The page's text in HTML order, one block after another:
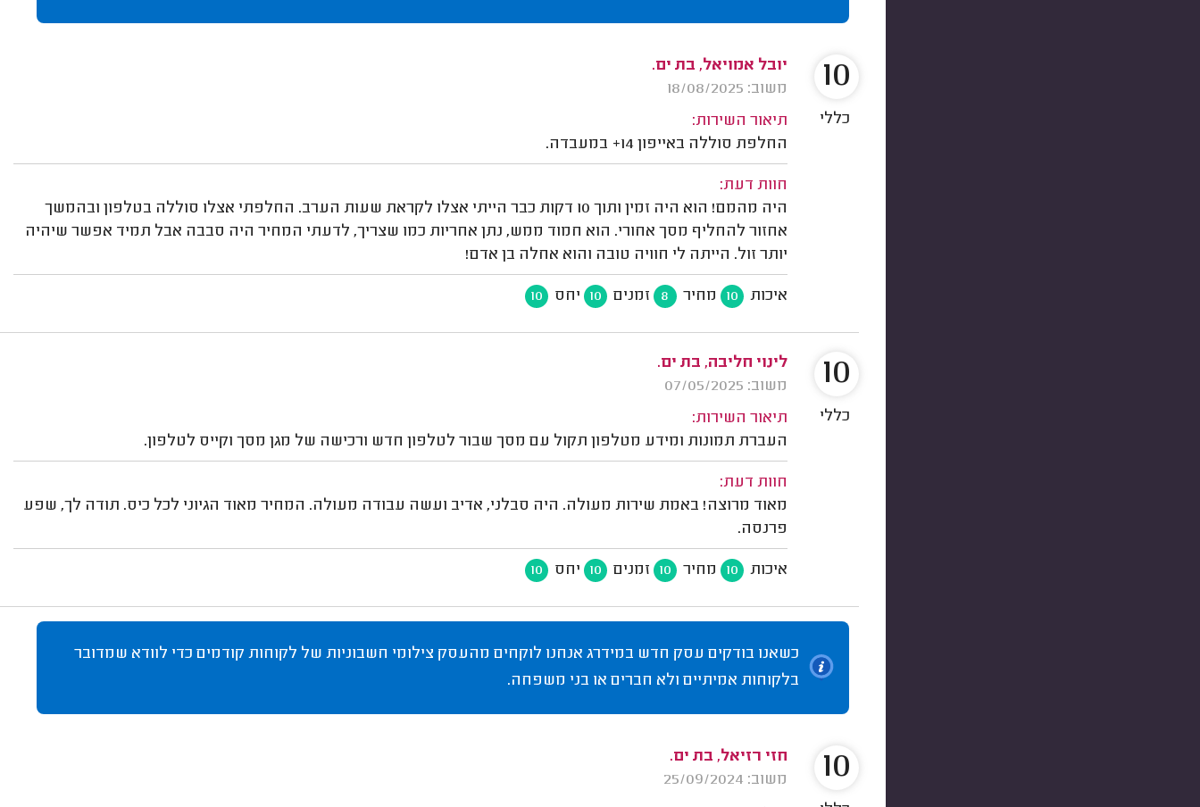
יובל אמויאל, בת ים.
משוב: 18/08/2025
תיאור השירות:
החלפת סוללה באייפון 14+ במעבדה.
חוות דעת:
היה מהמם! הוא היה זמין ותוך 10 דקות כבר הייתי אצלו לקראת שעות הערב. החלפתי אצלו סוללה בטלפון ובהמשך
אחזור להחליף מסך אחורי. הוא חמוד ממש, נתן אחריות כמו שצריך, לדעתי המחיר היה סבבה אבל תמיד אפשר שיהיה
יותר זול. הייתה לי חוויה טובה והוא אחלה בן אדם!
איכות 10 מחיר 8 זמנים 10 יחס 10
10
כללי
לינוי חליבה, בת ים.
משוב: 07/05/2025
תיאור השירות:
העברת תמונות ומידע מטלפון תקול עם מסך שבור לטלפון חדש ורכישה של מגן מסך וקייס לטלפון.
חוות דעת:
מאוד מרוצה! באמת שירות מעולה. היה סבלני, אדיב ועשה עבודה מעולה. המחיר מאוד הגיוני לכל כיס. תודה לך, שפע
פרנסה.
איכות 10 מחיר 10 זמנים 10 יחס 10
10
כללי
כשאנו בודקים עסק חדש במידרג אנחנו לוקחים מהעסק צילומי חשבוניות של לקוחות קודמים כדי לוודא שמדובר
בלקוחות אמיתיים ולא חברים או בני משפחה.
חזי רזיאל, בת ים.
משוב: 25/09/2024
10